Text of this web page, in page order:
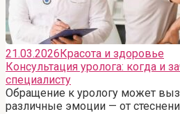
21.03.2026Красота и здоровье
Консультация уролога: когда и
специалисту
Обращение к урологу может
различные эмоции — от